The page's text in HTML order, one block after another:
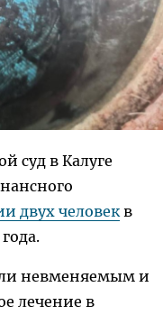
суд в Калуге
двух человекв
невменяемым и
лечение в